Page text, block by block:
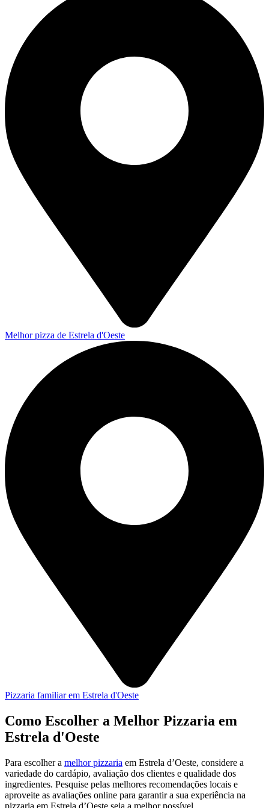
Melhor pizza de Estrela d'Oeste
Pizzaria familiar em Estrela d'Oeste
Como Escolher a Melhor Pizzaria em
Estrela d'Oeste
Para escolher a melhor pizzaria em Estrela d’Oeste, considere a
variedade do cardápio, avaliação dos clientes e qualidade dos
ingredientes. Pesquise pelas melhores recomendações locais e
aproveite as avaliações online para garantir a sua experiência na
pizzaria em Estrela d’Oeste seja a melhor possível.